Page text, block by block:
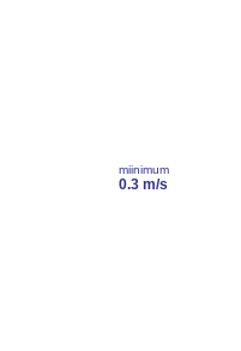
miinimum
0.3 m/s